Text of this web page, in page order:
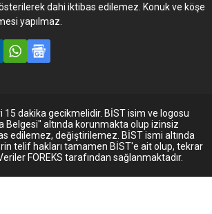
dahi iktibas edilemez. Konuk ve köşe
yapılmaz.
15 dakika gecikmelidir. BİST isim ve logosu
Belgesi" altında korunmakta olup izinsiz
edilemez, değiştirilemez. BİST ismi altında
telif hakları tamamen BİST'e ait olup, tekrar
FOREKS tarafından sağlanmaktadır.